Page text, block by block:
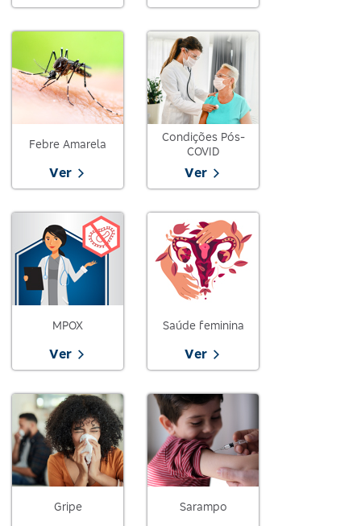
Febre Amarela
Ver
Condições Pós-
COVID
Ver
MPOX
Ver
Saúde feminina
Ver
Gripe Sarampo